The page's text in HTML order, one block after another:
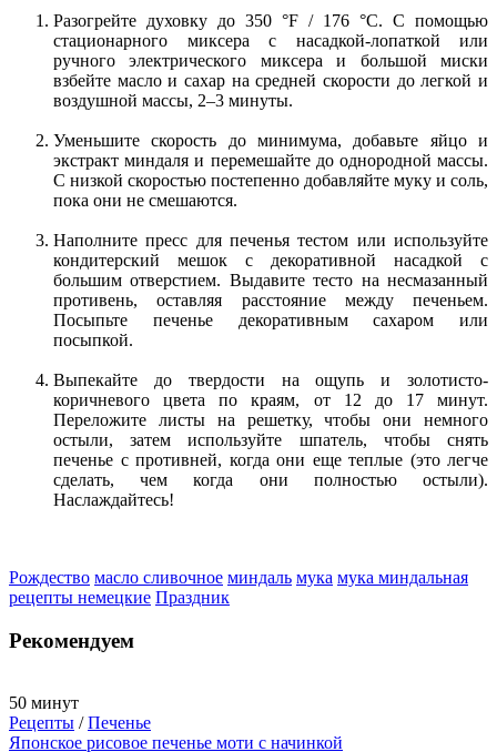
Разогрейте духовку до 350 °F / 176 °C. С помощью
стационарного миксера с насадкой-лопаткой или
ручного электрического миксера и большой миски
взбейте масло и сахар на средней скорости до легкой и
воздушной массы, 2–3 минуты.
Уменьшите скорость до минимума, добавьте яйцо и
экстракт миндаля и перемешайте до однородной массы.
С низкой скоростью постепенно добавляйте муку и соль,
пока они не смешаются.
Наполните пресс для печенья тестом или используйте
кондитерский мешок с декоративной насадкой с
большим отверстием. Выдавите тесто на несмазанный
противень, оставляя расстояние между печеньем.
Посыпьте печенье декоративным сахаром или
посыпкой.
Выпекайте до твердости на ощупь и золотисто-
коричневого цвета по краям, от 12 до 17 минут.
Переложите листы на решетку, чтобы они немного
остыли, затем используйте шпатель, чтобы снять
печенье с противней, когда они еще теплые (это легче
сделать, чем когда они полностью остыли).
Наслаждайтесь!
Рождество масло сливочное миндаль мука мука миндальная
рецепты немецкие Праздник
Рекомендуем
50 минут
Рецепты /Печенье
Японское рисовое печенье моти с начинкой